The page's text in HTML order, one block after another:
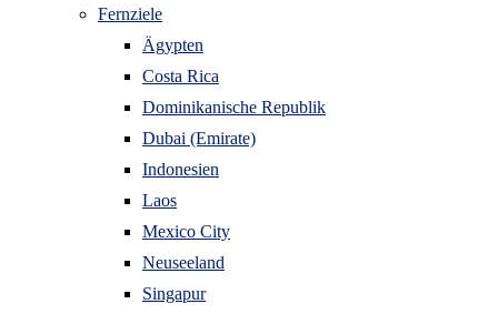
Fernziele
Ägypten
Costa Rica
Dominikanische Republik
Dubai (Emirate)
Indonesien
Laos
Mexico City
Neuseeland
Singapur